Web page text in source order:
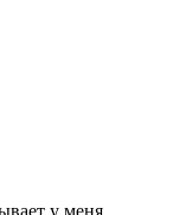
у меня